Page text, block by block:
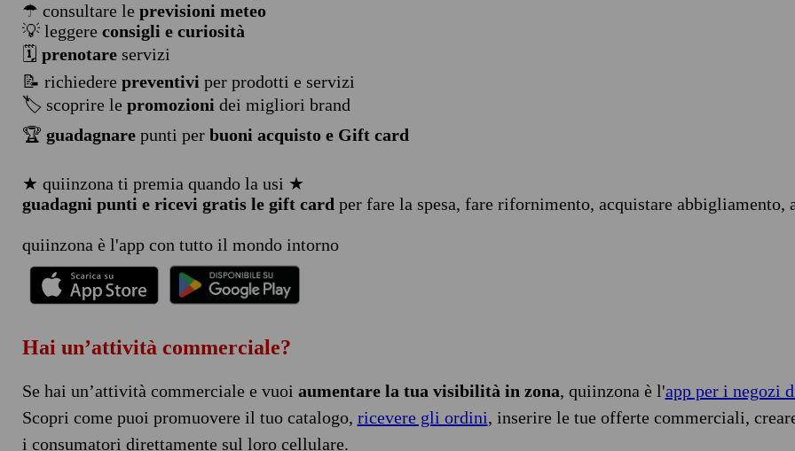
☂ consultare le previsioni meteo
💡 leggere consigli e curiosità
🗓️ prenotareservizi
📝 richiedere preventivi per prodotti e servizi
🏷️ scoprire le promozioni dei migliori brand
🏆 guadagnarepunti per buoni acquisto e Gift card
★ quiinzona ti premia quando la usi ★
guadagni punti e ricevi gratis le gift card per fare la spesa, fare rifornimento, acquistare abbigliamento,
quiinzona è l'app con tutto il mondo intorno
Hai un’attività commerciale?
Se hai un’attività commerciale e vuoi aumentare la tua visibilità in zona, quiinzona è l'app per i negozi
Scopri come puoi promuovere il tuo catalogo, ricevere gli ordini, inserire le tue offerte commerciali,
i consumatori direttamente sul loro cellulare.